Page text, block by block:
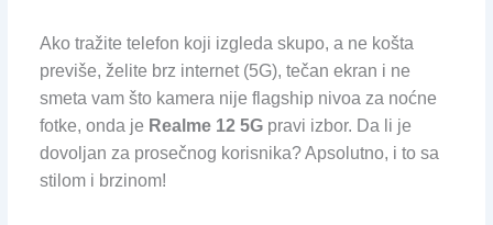
Ako tražite telefon koji izgleda skupo, a ne košta
previše, želite brz internet (5G), tečan ekran i ne
smeta vam što kamera nije flagship nivoa za noćne
fotke, onda je Realme 12 5Gpravi izbor. Da li je
dovoljan za prosečnog korisnika? Apsolutno, i to sa
stilom i brzinom!